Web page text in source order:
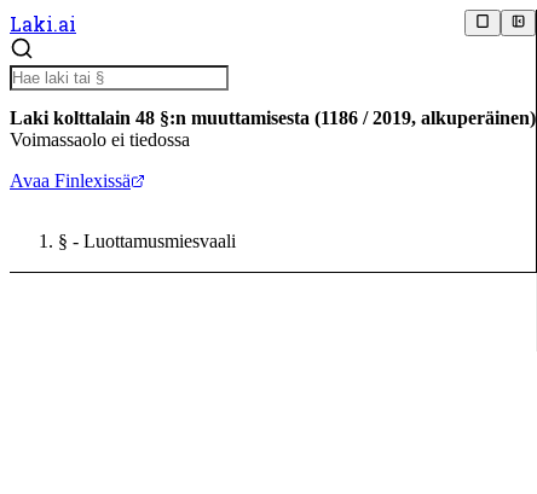
Laki.ai
Laki kolttalain 48 §:n muuttamisesta (1186 /2019, alkuperäinen)
Voimassaolo ei tiedossa
Avaa Finlexissä
§ - Luottamusmiesvaali